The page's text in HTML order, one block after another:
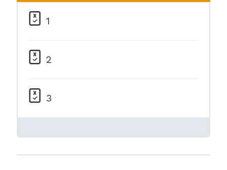
1
2
3